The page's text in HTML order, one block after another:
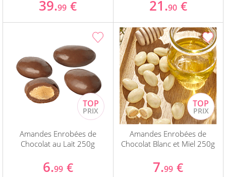
39.99 € 21.90 €
Amandes Enrobées de
Chocolat au Lait 250g
6.99 €
Amandes Enrobées de
Chocolat Blanc et Miel 250g
7.99 €